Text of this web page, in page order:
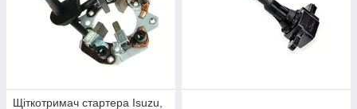
Щіткотримач стартера Isuzu,